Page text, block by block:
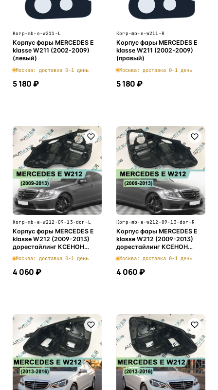
Korp-mb-e-w211-L
Корпус фары MERCEDES E
klasse W211 (2002-2009)
(левый)
Москва: доставка 0-1 день
5 180 ₽
Korp-mb-e-w211-R
Корпус фары MERCEDES E
klasse W211 (2002-2009)
(правый)
Москва: доставка 0-1 день
5 180 ₽
Korp-mb-e-w212-09-13-dor-L
Корпус фары MERCEDES E
klasse W212 (2009-2013)
дорестайлинг КСЕНОН
(левый)
Москва: доставка 0-1 день
4 060 ₽
Korp-mb-e-w212-09-13-dor-R
Корпус фары MERCEDES E
klasse W212 (2009-2013)
дорестайлинг КСЕНОН
(правый)
Москва: доставка 0-1 день
4 060 ₽